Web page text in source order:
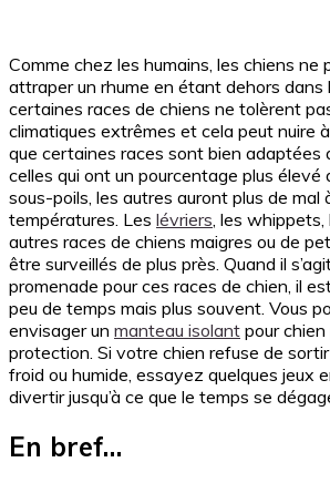
Comme chez les humains, les chiens ne
attraper un rhume en étant dehors dans
certaines races de chiens ne tolèrent
climatiques extrêmes et cela peut nuire
que certaines races sont bien adaptées
celles qui ont un pourcentage plus élevé
sous-poils, les autres auront plus de mal
températures. Les lévriers , les whippets,
autres races de chiens maigres ou de
être surveillés de plus près. Quand il
promenade pour ces races de chien, il
peu de temps mais plus souvent. Vous
envisager un manteau isolant pour chien
protection. Si votre chien refuse de
froid ou humide, essayez quelques jeux
divertir jusqu’à ce que le temps se
En bref…